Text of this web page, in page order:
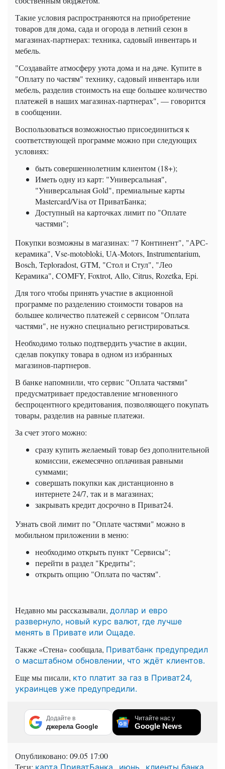
Такие условия распространяются на приобретение
товаров для дома, сада и огорода в летний сезон в
магазинах-партнерах: техника, садовый инвентарь и
мебель.
"Создавайте атмосферу уюта дома и на даче. Купите в
"Оплату по частям" технику, садовый инвентарь или
мебель, разделив стоимость на еще большее количество
платежей в наших магазинах-партнерах", — говорится
в сообщении.
Воспользоваться возможностью присоединиться к
соответствующей программе можно при следующих
условиях:
быть совершеннолетним клиентом (18+);
Иметь одну из карт: "Универсальная",
"Универсальная Gold", премиальные карты
Mastercard/Visa от ПриватБанка;
Доступный на карточках лимит по "Оплате
частями";
Покупки возможны в магазинах: "7 Континент", "АРС-
керамика", Vse-motobloki, UA-Motors, Instrumentarium,
Bosch, Teploradost, GTM, "Стол и Стул", "Лео
Керамика", COMFY, Foxtrot, Allo, Citrus, Rozetka, Epi.
Для того чтобы принять участие в акционной
программе по разделению стоимости товаров на
большее количество платежей с сервисом "Оплата
частями", не нужно специально регистрироваться.
Необходимо только подтвердить участие в акции,
сделав покупку товара в одном из избранных
магазинов-партнеров.
В банке напомнили, что сервис "Оплата частями"
предусматривает предоставление мгновенного
беспроцентного кредитования, позволяющего покупать
товары, разделив на равные платежи.
За счет этого можно:
сразу купить желаемый товар без дополнительной
комиссии, ежемесячно оплачивая равными
суммами;
совершать покупки как дистанционно в
интернете 24/7, так и в магазинах;
закрывать кредит досрочно в Приват24.
Узнать свой лимит по "Оплате частями" можно в
мобильном приложении в меню:
необходимо открыть пункт "Сервисы";
перейти в раздел "Кредиты";
открыть опцию "Оплата по частям".
Недавно мы рассказывали, доллар и евро
развернуло, новый курс валют, где лучше
менять в Привате или Ощаде.
Также «Стена» сообщала, Приватбанк предупредил
о масштабном обновлении, что ждёт клиентов.
Еще мы писали, кто платит за газ в Приват24,
украинцев уже предупредили.
Додайте в
джерела Google
Читайте нас у
Google News
Опубликовано: 09.05 17:00